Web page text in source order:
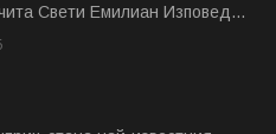
Свeти Емилиан Изповед...